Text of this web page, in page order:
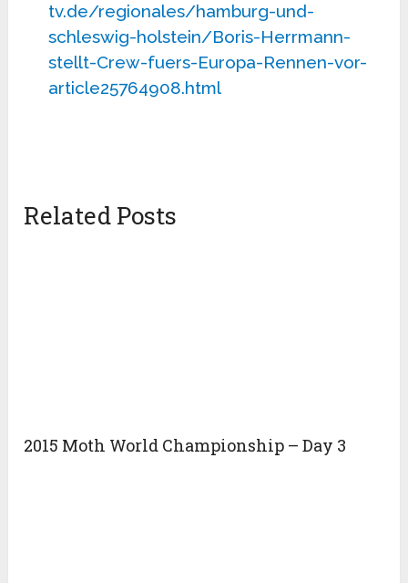
tv.de/regionales/hamburg-und-
schleswig-holstein/Boris-Herrmann-
stellt-Crew-fuers-Europa-Rennen-vor-
article25764908.html
Related Posts
2015 Moth World Championship – Day 3